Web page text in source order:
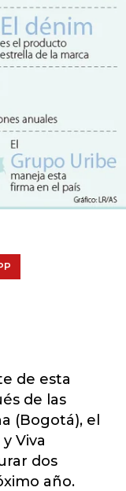
de esta
de las
(Bogotá), el
Viva
dos
año.